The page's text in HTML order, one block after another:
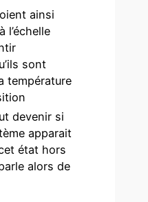
ainsi
l’échelle
sont
température
devenir si
apparait
état hors
alors de